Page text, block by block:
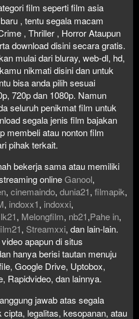
film seperti film asia
, tentu segala macam
, Thriller , Horror Ataupun
download disini secara gratis.
mulai dari bluray, web-dl, hd,
nikmati disini dan untuk
bisa anda pilih sesuai
720p dan 1080p. Namun
seluruh penikmat film untuk
segala jenis film bajakan
membeli atau nonton film
pihak terkait.
bekerja sama atau memiliki
onlineGanool,
, cinemaindo, dunia21, filmapik,
, indoxx1, indoxxi,
lk21, Melongfilm, nb21,Pahe in,
, Streamxxi, dan lain-lain.
apapun di situs
hanya berisi tautan menuju
Google Drive, Uptobox,
Rapidvideo, dan lainnya.
jawab atas segala
legalitas, kesopanan, atau